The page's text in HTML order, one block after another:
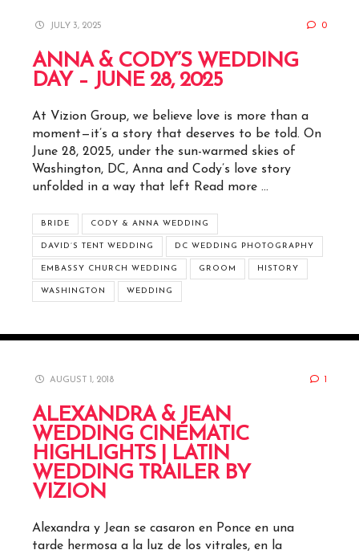
JULY 3, 2025 0
ANNA & CODY’S WEDDING
DAY – JUNE 28, 2025
At Vizion Group, we believe love is more than a
moment—it’s a story that deserves to be told. On
June 28, 2025, under the sun-warmed skies of
Washington, DC, Anna and Cody’s love story
unfolded in a way that left Read more …
BRIDE CODY & ANNA WEDDING
DAVID’S TENT WEDDING DC WEDDING PHOTOGRAPHY
EMBASSY CHURCH WEDDING GROOM HISTORY
WASHINGTON WEDDING
AUGUST 1, 2018
ALEXANDRA & JEAN
WEDDING CINEMATIC
HIGHLIGHTS | LATIN
WEDDING TRAILER BY
VIZION
Alexandra y Jean se casaron en Ponce en una
tarde hermosa a la luz de los vitrales, en la